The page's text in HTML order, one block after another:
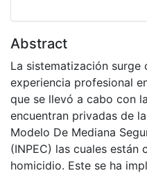
Abstract
La sistematización surge
experiencia profesional
que se llevó a cabo con
encuentran privadas de
Modelo De Mediana
(INPEC) las cuales
homicidio. Este se ha